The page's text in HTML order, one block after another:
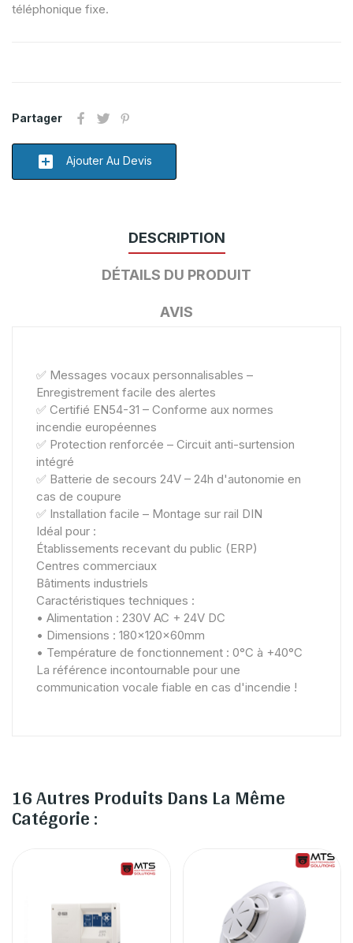
téléphonique fixe.
Partager
add_box Ajouter Au Devis
DESCRIPTION
DÉTAILS DU PRODUIT
AVIS
✅ Messages vocaux personnalisables –
Enregistrement facile des alertes
✅ Certifié EN54-31 – Conforme aux normes
incendie européennes
✅ Protection renforcée – Circuit anti-surtension
intégré
✅ Batterie de secours 24V – 24h d'autonomie en
cas de coupure
✅ Installation facile – Montage sur rail DIN
Idéal pour :
Établissements recevant du public (ERP)
Centres commerciaux
Bâtiments industriels
Caractéristiques techniques :
• Alimentation : 230V AC + 24V DC
• Dimensions : 180x120x60mm
• Température de fonctionnement : 0°C à +40°C
La référence incontournable pour une
communication vocale fiable en cas d'incendie !
16 Autres Produits Dans La Même
Catégorie :